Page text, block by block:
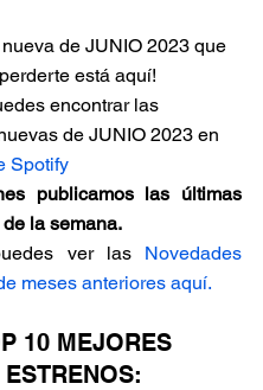
nueva de JUNIO 2023 que
está aquí!
encontrar las
de JUNIO 2023 en
Spotify
publicamos las últimas
la semana.
ver las Novedades
meses anteriores aquí.
10 MEJORES
ESTRENOS: